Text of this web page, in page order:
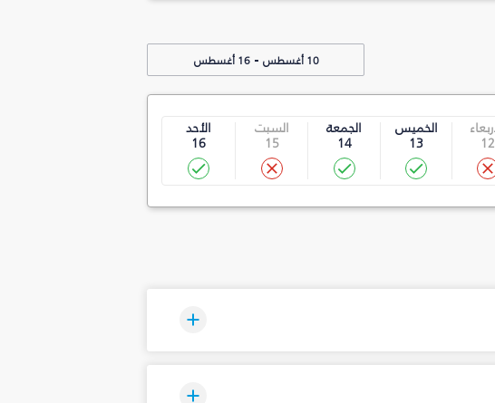
10 أغسطس -16 أغسطس
12
الخميس
13
الجمعة
14
السبت
15
الأحد
16